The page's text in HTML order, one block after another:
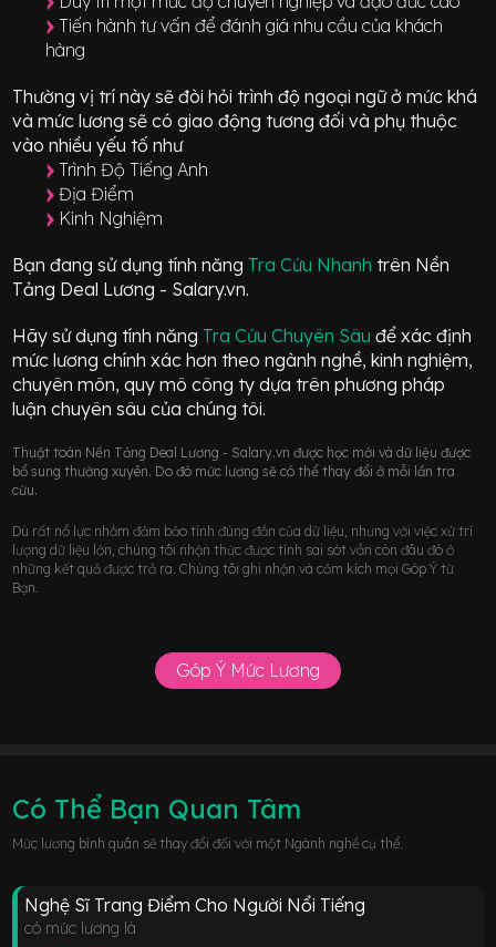
Tiến hành tư vấn để đánh giá nhu cầu của khách
hàng
Thường vị trí này sẽ đòi hỏi trình độ ngoại ngữ ở mứckhá
và mức lương sẽ có giao động tương đối và phụ thuộc
vào nhiều yếu tố như
Trình Độ Tiếng Anh
Địa Điểm
Kinh Nghiệm
Bạn đang sử dụng tính năng Tra Cứu Nhanh trên Nền
Tảng Deal Lương - Salary.vn.
Hãy sử dụng tính năng Tra Cứu Chuyên Sâuđể xác định
mức lương chính xác hơn theo ngành nghề, kinh nghiệm,
chuyên môn, quy mô công ty dựa trên phương pháp
luận chuyên sâu của chúng tôi.
Thuật toán Nền Tảng Deal Lương - Salary.vn được học mới và dữ liệu được
bổ sung thường xuyên. Do đó mức lương sẽ có thể thay đổi ở mỗi lần tra
cứu.
Dù rất nổ lực nhằm đảm bảo tính đúng đắn của dữ liệu, nhưng với việc xử trí
lượng dữ liệu lớn, chúng tôi nhận thức được tính sai sót vẫn còn đâu đó ở
những kết quả được trả ra. Chúng tôi ghi nhận và cảm kích mọi Góp Ý từ
Bạn.
Góp Ý Mức Lương
Có Thể Bạn Quan Tâm
Mức lương bình quân sẽ thay đổi đối với một Ngành nghề cụ thể.
Nghệ Sĩ Trang Điểm Cho Người Nổi Tiếng
có mức lương là